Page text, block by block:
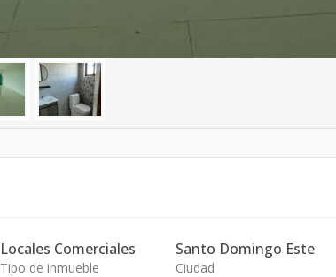
Locales Comerciales
Tipo de inmueble
Santo Domingo Este
Ciudad